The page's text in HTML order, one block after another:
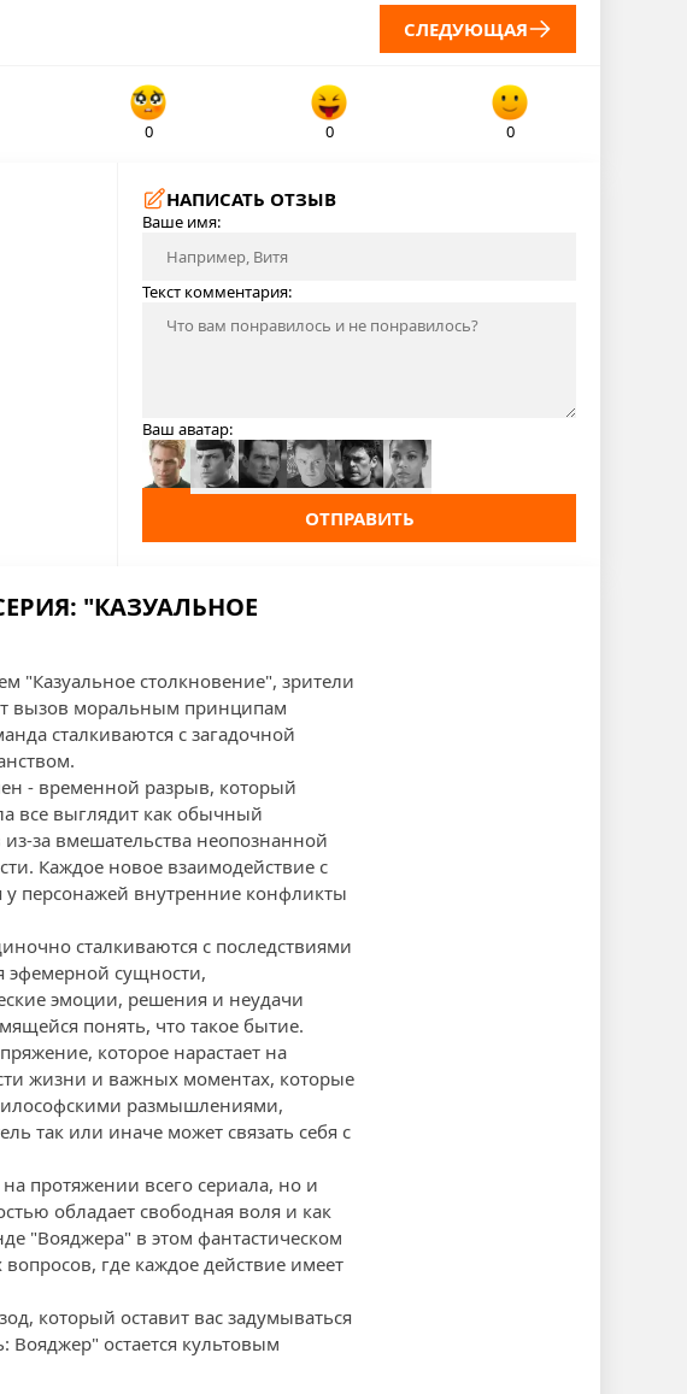
СЛЕДУЮЩАЯ
0 0 0
НАПИСАТЬ ОТЗЫВ
Ваше имя:
Текст комментария:
Ваш аватар:
ОТПРАВИТЬ
"КАЗУАЛЬНОЕ
"Казуальное столкновение", зрители
вызов моральным принципам
сталкиваются с загадочной
- временной разрыв, который
все выглядит как обычный
за вмешательства неопознанной
Каждое новое взаимодействие с
персонажей внутренние конфликты
сталкиваются с последствиями
эфемерной сущности,
эмоции, решения и неудачи
понять, что такое бытие.
которое нарастает на
жизни и важных моментах, которые
размышлениями,
так или иначе может связать себя с
протяжении всего сериала, но и
обладает свободная воля и как
"Вояджера" в этом фантастическом
где каждое действие имеет
который оставит вас задумываться
остается культовым